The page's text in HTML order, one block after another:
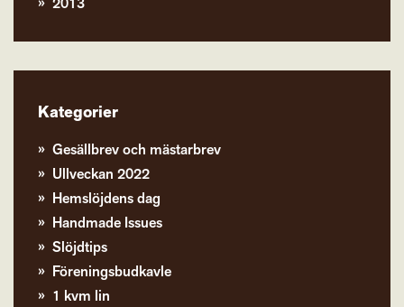
2013
Kategorier
Gesällbrev och mästarbrev
Ullveckan 2022
Hemslöjdens dag
Handmade Issues
Slöjdtips
Föreningsbudkavle
1 kvm lin